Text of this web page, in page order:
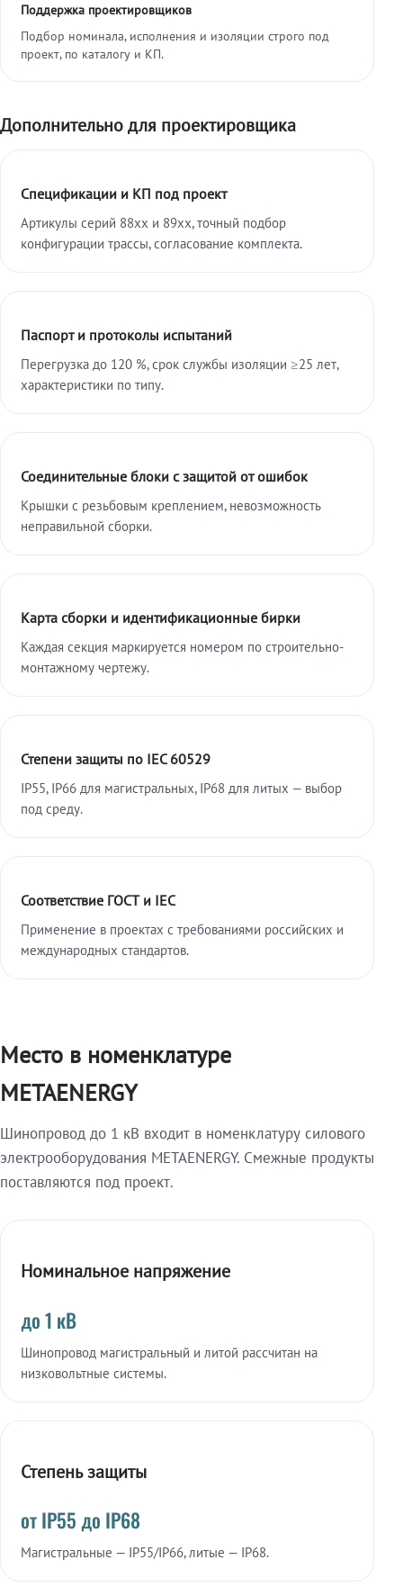
Поддержка проектировщиков
Подбор номинала, исполнения и изоляции строго под
проект, по каталогу и КП.
Дополнительно для проектировщика
Спецификации и КП под проект
Артикулы серий 88xx и 89xx, точный подбор
конфигурации трассы, согласование комплекта.
Паспорт и протоколы испытаний
Перегрузка до 120 %, срок службы изоляции ≥25 лет,
характеристики по типу.
Соединительные блоки с защитой от ошибок
Крышки с резьбовым креплением, невозможность
неправильной сборки.
Карта сборки и идентификационные бирки
Каждая секция маркируется номером по строительно-
монтажному чертежу.
Степени защиты по IEC 60529
IP55, IP66 для магистральных, IP68 для литых — выбор
под среду.
Соответствие ГОСТ и IEC
Применение в проектах с требованиями российских и
международных стандартов.
Место в номенклатуре
METAENERGY
Шинопровод до 1 кВ входит в номенклатуру силового
электрооборудования METAENERGY. Смежные продукты
поставляются под проект.
Номинальное напряжение
до 1 кВ
Шинопровод магистральный и литой рассчитан на
низковольтные системы.
Степень защиты
от IP55 до IP68
Магистральные — IP55/IP66, литые — IP68.